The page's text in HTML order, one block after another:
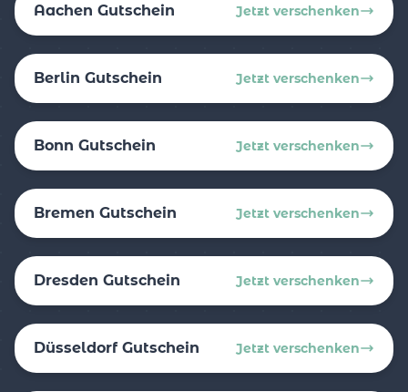
Aachen Gutschein Jetzt verschenken
Berlin Gutschein Jetzt verschenken
Bonn Gutschein Jetzt verschenken
Bremen Gutschein Jetzt verschenken
Dresden Gutschein Jetzt verschenken
Düsseldorf Gutschein Jetzt verschenken